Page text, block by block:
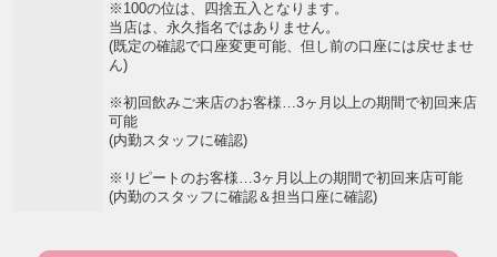
※100の位は、四捨五入となります。
当店は、永久指名ではありません。
(既定の確認で口座変更可能、但し前の口座には戻せませ
ん)
※初回飲みご来店のお客様…3ヶ月以上の期間で初回来店
可能
(内勤スタッフに確認)
※リピートのお客様…3ヶ月以上の期間で初回来店可能
(内勤のスタッフに確認＆担当口座に確認)